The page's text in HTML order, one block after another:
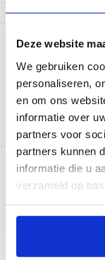
Deze website
We gebruiken
personaliseren,
en om ons
informatie over
partners voor
partners kunnen
informatie die u
verzameld op
Weber houtblokjes
barbecue wordt
gerechten met een
zoete, intense
fruitsmaken en
Alle Weber
Bekijk dit
Amsterdam